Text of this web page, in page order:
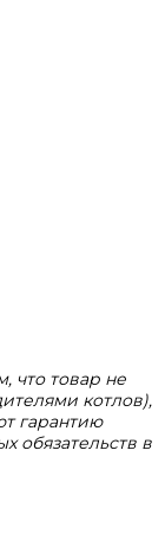
что товар не
котлов),
гарантию
обязательств в